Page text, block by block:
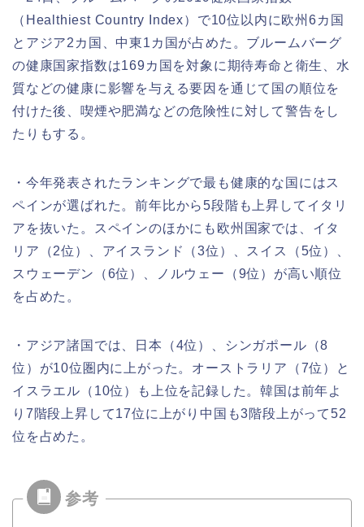
（Healthiest Country Index）で10位以内に欧州6カ国
とアジア2カ国、中東1カ国が占めた。ブルームバーグ
の健康国家指数は169カ国を対象に期待寿命と衛生、水
質などの健康に影響を与える要因を通じて国の順位を
付けた後、喫煙や肥満などの危険性に対して警告をし
たりもする。
・今年発表されたランキングで最も健康的な国にはス
ペインが選ばれた。前年比から5段階も上昇してイタリ
アを抜いた。スペインのほかにも欧州国家では、イタ
リア（2位）、アイスランド（3位）、スイス（5位）、
スウェーデン（6位）、ノルウェー（9位）が高い順位
を占めた。
・アジア諸国では、日本（4位）、シンガポール（8
位）が10位圏内に上がった。オーストラリア（7位）と
イスラエル（10位）も上位を記録した。韓国は前年よ
り7階段上昇して17位に上がり中国も3階段上がって52
位を占めた。